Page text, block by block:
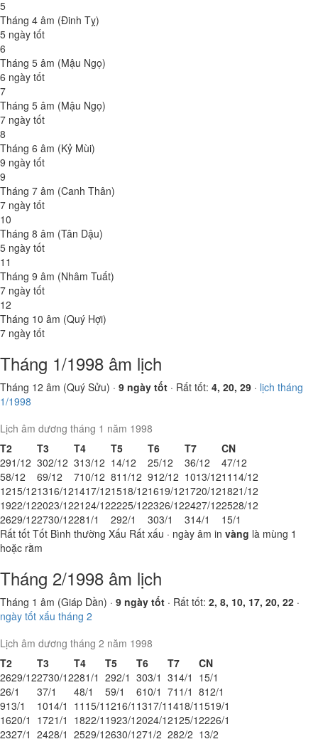
5
Tháng 4 âm (Đinh Tỵ)
5 ngày tốt
6
Tháng 5 âm (Mậu Ngọ)
6 ngày tốt
7
Tháng 5 âm (Mậu Ngọ)
7 ngày tốt
8
Tháng 6 âm (Kỷ Mùi)
9 ngày tốt
9
Tháng 7 âm (Canh Thân)
7 ngày tốt
10
Tháng 8 âm (Tân Dậu)
5 ngày tốt
11
Tháng 9 âm (Nhâm Tuất)
7 ngày tốt
12
Tháng 10 âm (Quý Hợi)
7 ngày tốt
Tháng 1/1998 âm lịch
Tháng 12 âm (Quý Sửu) · 9 ngày tốt · Rất tốt: 4, 20, 29 · lịch tháng
1/1998
Lịch âm dương tháng 1 năm 1998
T2
T3 T4 T5 T6 T7
CN
291/12 302/12 313/12 14/12 25/12 36/12 47/12
58/12 69/12 710/12 811/12 912/12 1013/1211 14/12
1215/121316/121417/121518/121619/121720/121821/12
1922/122023/122124/122225/122326/122427/122528/12
2629/122730/12281/1 292/1 303/1 314/1 15/1
Rất tốt Tốt Bình thường Xấu Rất xấu · ngày âm in vàng là mùng 1
hoặc rằm
Tháng 2/1998 âm lịch
Tháng 1 âm (Giáp Dần) · 9 ngày tốt · Rất tốt: 2, 8, 10, 17, 20, 22 ·
ngày tốt xấu tháng 2
Lịch âm dương tháng 2 năm 1998
T2
T3 T4 T5 T6 T7
CN
2629/122730/12281/1 292/1 303/1 314/1 15/1
26/1 37/1 48/1 59/1 610/1 711/1 812/1
913/1 1014/1 11 15/1 1216/1 1317/1 1418/1 1519/1
1620/1 1721/1 1822/1 1923/12024/12125/12226/1
2327/1 2428/1 2529/12630/1271/2 282/2 13/2